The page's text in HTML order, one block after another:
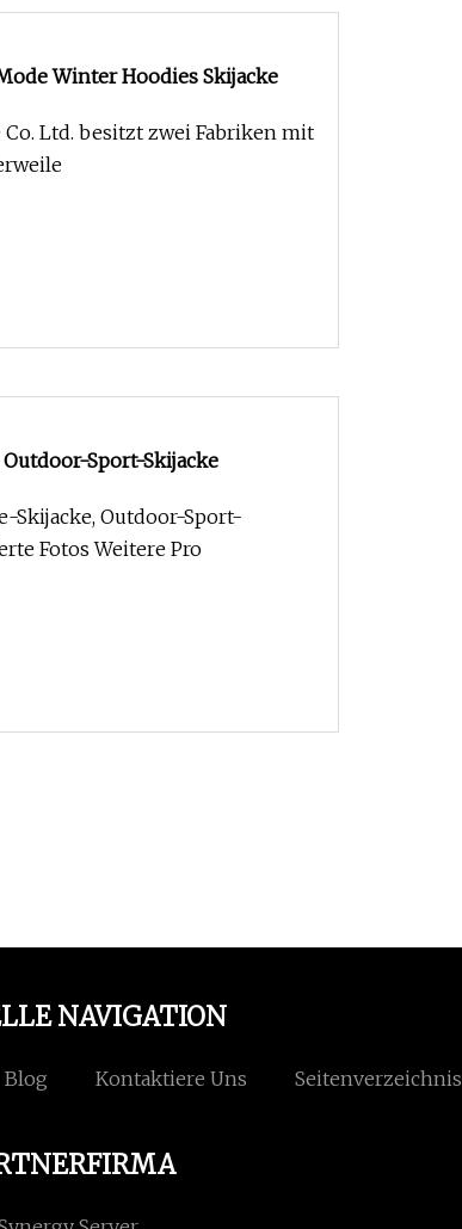
Winter Hoodies Skijacke
Ltd. besitzt zwei Fabriken mit
Und mittlerweile
Sport-Skijacke
Skijacke, Outdoor-Sport-
Fotos Weitere Pro
NAVIGATION
Blog Kontaktiere Uns Seitenverzeichnis